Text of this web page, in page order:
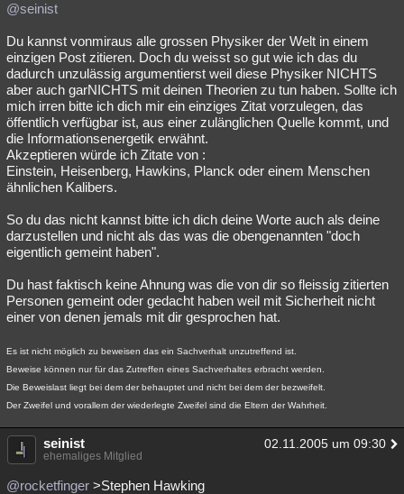
@seinist
Du kannst vonmiraus alle grossen Physiker der Welt in einem
einzigen Post zitieren. Doch du weisst so gut wie ich das du
dadurch unzulässig argumentierst weil diese Physiker NICHTS
aber auch garNICHTS mit deinen Theorien zu tun haben. Sollte ich
mich irren bitte ich dich mir ein einziges Zitat vorzulegen, das
öffentlich verfügbar ist, aus einer zulänglichen Quelle kommt, und
die Informationsenergetik erwähnt.
Akzeptieren würde ich Zitate von :
Einstein, Heisenberg, Hawkins, Planck oder einem Menschen
ähnlichen Kalibers.
So du das nicht kannst bitte ich dich deine Worte auch als deine
darzustellen und nicht als das was die obengenannten "doch
eigentlich gemeint haben".
Du hast faktisch keine Ahnung was die von dir so fleissig zitierten
Personen gemeint oder gedacht haben weil mit Sicherheit nicht
einer von denen jemals mit dir gesprochen hat.
Es ist nicht möglich zu beweisen das ein Sachverhalt unzutreffend ist.
Beweise können nur für das Zutreffen eines Sachverhaltes erbracht werden.
Die Beweislast liegt bei dem der behauptet und nicht bei dem der bezweifelt.
Der Zweifel und vorallem der wiederlegte Zweifel sind die Eltern der Wahrheit.
seinist 02.11.2005 um 09:30
ehemaliges Mitglied
@rocketfinger >Stephen Hawking